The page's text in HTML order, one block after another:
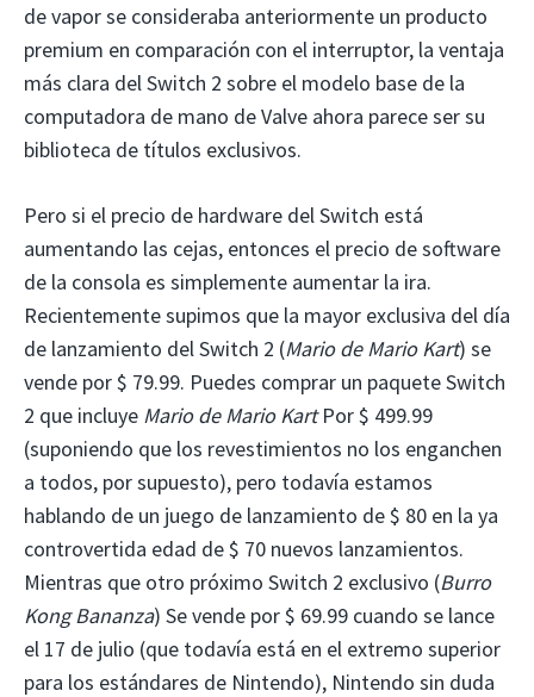
de vapor se consideraba anteriormente un producto
premium en comparación con el interruptor, la ventaja
más clara del Switch 2 sobre el modelo base de la
computadora de mano de Valve ahora parece ser su
biblioteca de títulos exclusivos.
Pero si el precio de hardware del Switch está
aumentando las cejas, entonces el precio de software
de la consola es simplemente aumentar la ira.
Recientemente supimos que la mayor exclusiva del día
de lanzamiento del Switch 2 (Mario de Mario Kart) se
vende por $ 79.99. Puedes comprar un paquete Switch
2 que incluye Mario de Mario KartPor $ 499.99
(suponiendo que los revestimientos no los enganchen
a todos, por supuesto), pero todavía estamos
hablando de un juego de lanzamiento de $ 80 en la ya
controvertida edad de $ 70 nuevos lanzamientos.
Mientras que otro próximo Switch 2 exclusivo (Burro
Kong Bananza) Se vende por $ 69.99 cuando se lance
el 17 de julio (que todavía está en el extremo superior
para los estándares de Nintendo), Nintendo sin duda